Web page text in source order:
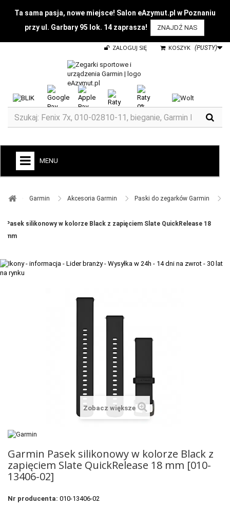
Ta sama pasja, nowe miejsce! Salon eAzymut.pl w Poznaniu
przy ul. Garbary 95 lok. 14 zaprasza!
ZNAJDŹ NAS
KOSZYK (PUSTY)
ZALOGUJ SIĘ
MENU
ZEGARKI DLA DZIECI GARMIN
ELITE
VOSTOK EUROPE ZEGARKI
POLECANE PRODUKTY
Garmin ​ Akcesoria Garmin ​ Paski do zegarków Garmin ​
Pasek silikonowy w kolorze Black z zapięciem Slate QuickRelease 18
mm
Zobacz większe
Garmin Pasek silikonowy w kolorze Black z
zapięciem Slate QuickRelease 18 mm [010-
13406-02]
Nr producenta: 010-13406-02